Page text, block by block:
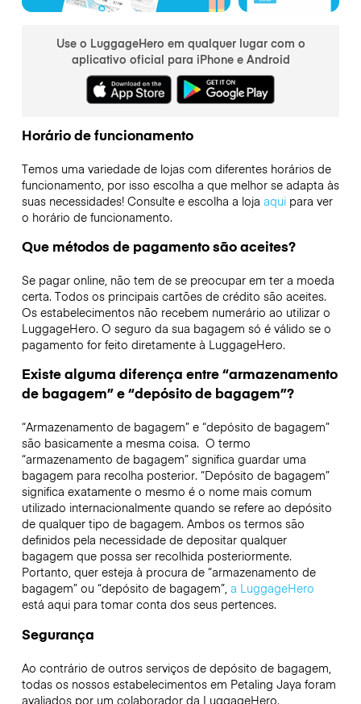
Use o LuggageHero em qualquer lugar com o
aplicativo oficial para iPhone e Android
Horário de funcionamento
Temos uma variedade de lojas com diferentes horários de
funcionamento, por isso escolha a que melhor se adapta às
suas necessidades! Consulte e escolha a loja aquipara ver
o horário de funcionamento.
Que métodos de pagamento são aceites?
Se pagar online, não tem de se preocupar em ter a moeda
certa. Todos os principais cartões de crédito são aceites.
Os estabelecimentos não recebem numerário ao utilizar o
LuggageHero. O seguro da sua bagagem só é válido se o
pagamento for feito diretamente à LuggageHero.
Existe alguma diferença entre “armazenamento
de bagagem” e “depósito de bagagem”?
“Armazenamento de bagagem” e “depósito de bagagem”
são basicamente a mesma coisa. O termo
“armazenamento de bagagem” significa guardar uma
bagagem para recolha posterior. “Depósito de bagagem”
significa exatamente o mesmo é o nome mais comum
utilizado internacionalmente quando se refere ao depósito
de qualquer tipo de bagagem. Ambos os termos são
definidos pela necessidade de depositar qualquer
bagagem que possa ser recolhida posteriormente.
Portanto, quer esteja à procura de “armazenamento de
bagagem” ou “depósito de bagagem”,a LuggageHero
está aqui para tomar conta dos seus pertences.
Segurança
Ao contrário de outros serviços de depósito de bagagem,
todas os nossos estabelecimentos em Petaling Jaya foram
avaliados por um colaborador da LuggageHero.